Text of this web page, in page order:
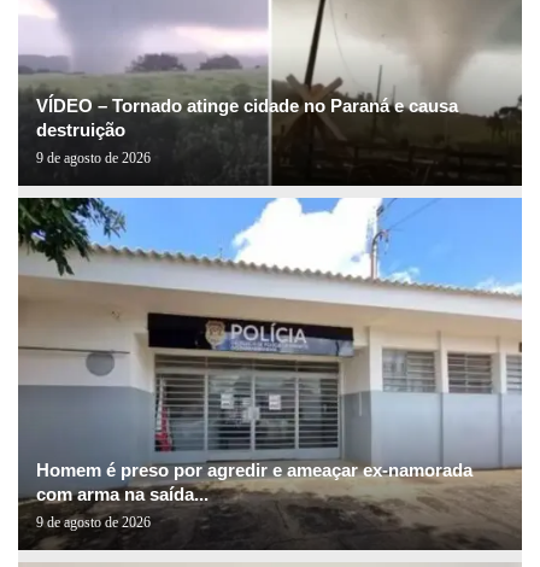
VÍDEO – Tornado atinge cidade no Paraná e causa
destruição
9 de agosto de 2026
Homem é preso por agredir e ameaçar ex-namorada
com arma na saída...
9 de agosto de 2026